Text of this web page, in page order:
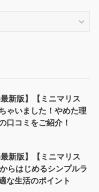
最新版】【ミニマリス
ゃいました！やめた理
口コミをご紹介！
最新版】【ミニマリス
らはじめるシンプルラ
な生活のポイント